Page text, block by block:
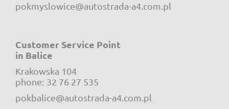
pokmyslowice@autostrada-a4.com.pl
Customer Service Point
in Balice
Krakowska 104
phone: 32 76 27 535
pokbalice@autostrada-a4.com.pl